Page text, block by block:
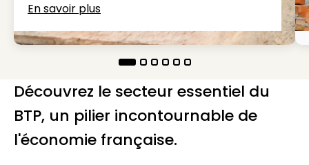
En savoir plus
Découvrez le secteur essentiel du
BTP, un pilier incontournable de
l'économie française.